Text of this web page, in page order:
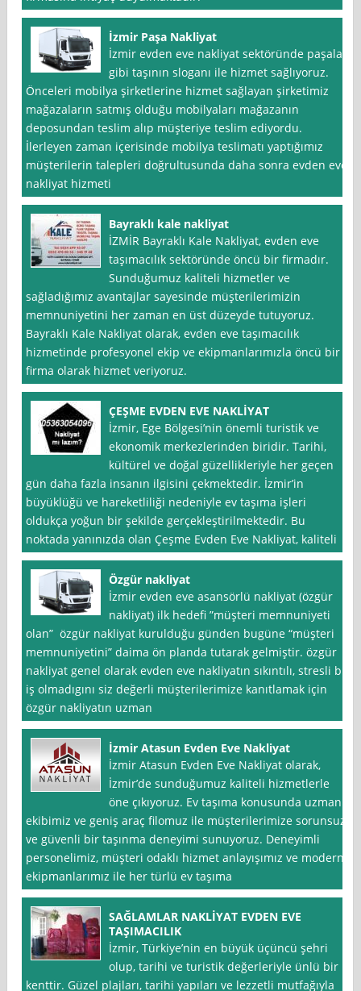
İzmir Paşa Nakliyat
İzmir evden eve nakliyat sektöründe paşalar
gibi taşının sloganı ile hizmet sağlıyoruz.
Önceleri mobilya şirketlerine hizmet sağlayan şirketimiz
mağazaların satmış olduğu mobilyaları mağazanın
deposundan teslim alıp müşteriye teslim ediyordu.
İlerleyen zaman içerisinde mobilya teslimatı yaptığımız
müşterilerin talepleri doğrultusunda daha sonra evden eve
nakliyat hizmeti
Bayraklı kale nakliyat
İZMİR Bayraklı Kale Nakliyat, evden eve
taşımacılık sektöründe öncü bir firmadır.
Sunduğumuz kaliteli hizmetler ve
sağladığımız avantajlar sayesinde müşterilerimizin
memnuniyetini her zaman en üst düzeyde tutuyoruz.
Bayraklı Kale Nakliyat olarak, evden eve taşımacılık
hizmetinde profesyonel ekip ve ekipmanlarımızla öncü bir
firma olarak hizmet veriyoruz.
ÇEŞME EVDEN EVE NAKLİYAT
İzmir, Ege Bölgesi’nin önemli turistik ve
ekonomik merkezlerinden biridir. Tarihi,
kültürel ve doğal güzellikleriyle her geçen
gün daha fazla insanın ilgisini çekmektedir. İzmir’in
büyüklüğü ve hareketliliği nedeniyle ev taşıma işleri
oldukça yoğun bir şekilde gerçekleştirilmektedir. Bu
noktada yanınızda olan Çeşme Evden Eve Nakliyat, kaliteli
Özgür nakliyat
İzmir evden eve asansörlü nakliyat (özgür
nakliyat) ilk hedefi ”müşteri memnuniyeti
olan” özgür nakliyat kurulduğu günden bugüne “müşteri
memnuniyetini” daima ön planda tutarak gelmiştir. özgür
nakliyat genel olarak evden eve nakliyatın sıkıntılı, stresli bi
iş olmadıgını siz değerli müşterilerimize kanıtlamak için
özgür nakliyatın uzman
İzmir Atasun Evden Eve Nakliyat
İzmir Atasun Evden Eve Nakliyat olarak,
İzmir’de sunduğumuz kaliteli hizmetlerle
öne çıkıyoruz. Ev taşıma konusunda uzman
ekibimiz ve geniş araç filomuz ile müşterilerimize sorunsuz
ve güvenli bir taşınma deneyimi sunuyoruz. Deneyimli
personelimiz, müşteri odaklı hizmet anlayışımız ve modern
ekipmanlarımız ile her türlü ev taşıma
SAĞLAMLAR NAKLİYAT EVDEN EVE
TAŞIMACILIK
İzmir, Türkiye’nin en büyük üçüncü şehri
olup, tarihi ve turistik değerleriyle ünlü bir
kenttir. Güzel plajları, tarihi yapıları ve lezzetli mutfağıyla